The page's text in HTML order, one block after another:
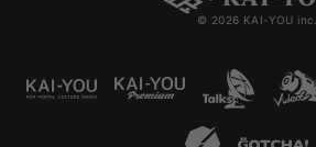
© 2026 KAI-YOU inc.